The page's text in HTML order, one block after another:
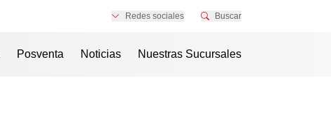
Redes sociales Buscar
Posventa Noticias Nuestras Sucursales